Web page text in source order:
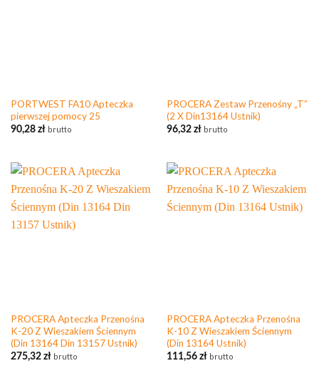
PORTWEST FA10 Apteczka
pierwszej pomocy 25
90,28 zł brutto
PROCERA Zestaw Przenośny „T”
(2 X Din13164 Ustnik)
96,32 zł brutto
PROCERA Apteczka Przenośna
K-20 Z Wieszakiem Ściennym
(Din 13164 Din 13157 Ustnik)
275,32 zł brutto
PROCERA Apteczka Przenośna
K-10 Z Wieszakiem Ściennym
(Din 13164 Ustnik)
111,56 zł brutto